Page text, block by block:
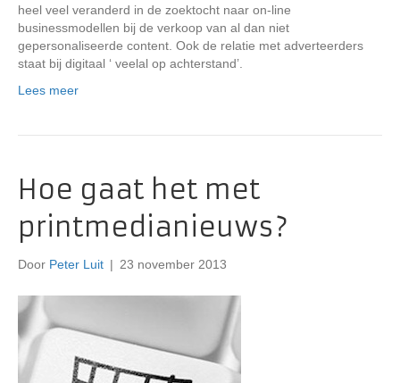
heel veel veranderd in de zoektocht naar on-line
businessmodellen bij de verkoop van al dan niet
gepersonaliseerde content. Ook de relatie met adverteerders
staat bij digitaal ‘ veelal op achterstand’.
Lees meer
Hoe gaat het met
printmedianieuws?
Door Peter Luit | 23 november 2013